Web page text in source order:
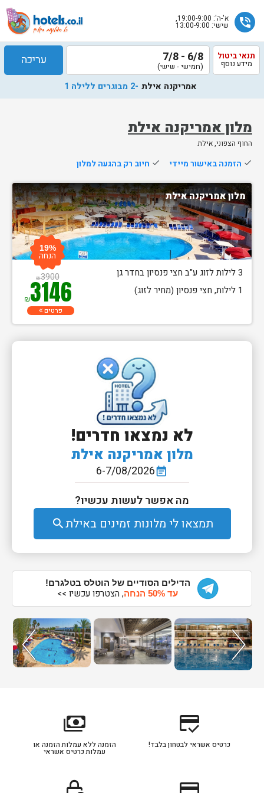
phone_in_talk א'-ה': 19:00-9:00,
שישי: 13:00-9:00
מלון אמריקנה אילת
החוף הצפוני, אילת
תנאי ביטול
מידע נוסף 6/8 - 7/8
(חמישי - שישי) עריכה
אמריקנה אילת -2 מבוגרים ללילה 1
done הזמנה באישור מיידי done חיוב רק בהגעה למלון
מלון אמריקנה אילת
3 לילות לזוג ע"ב חצי פנסיון בחדר גן
1 לילות, חצי פנסיון (מחיר לזוג)
₪3900
₪3146
19%
הנחה
פרטים
לא נמצאו חדרים!
מלון אמריקנה אילת
event_note
6-7/08/2026
מה אפשר לעשות עכשיו?
תמצאו לי מלונות זמינים באילתsearch
הדילים הסודיים של הוטלס בטלגרם!
עד 50% הנחה
, הצטרפו עכשיו >>
שלח
הוטלס
יחזור
אליך
בשעות
הפעילות
credit_score
כרטיס אשראי לבטחון בלבד!
payments
הזמנה ללא עמלות הזמנה או
עמלות כרטיס אשראי